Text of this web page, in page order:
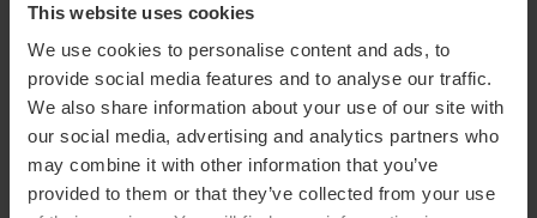
This website uses cookies
We use cookies to personalise content and ads, to
provide social media features and to analyse our traffic.
We also share information about your use of our site with
our social media, advertising and analytics partners who
may combine it with other information that you’ve
provided to them or that they’ve collected from your use
Indicazioni